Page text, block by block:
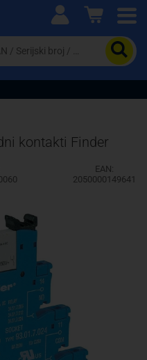
proizvoda i
kontakti Finder
EAN:
2050000149641